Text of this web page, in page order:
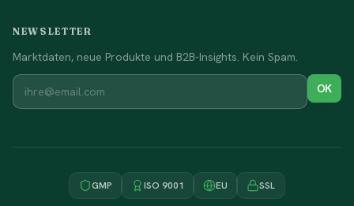
NEWSLETTER
Marktdaten, neue Produkte und B2B-Insights. Kein Spam.
OK
GMP ISO 9001 EU SSL